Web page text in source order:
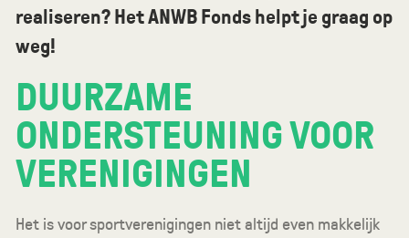
realiseren? Het ANWB Fonds helpt je graag op
weg!
DUURZAME
ONDERSTEUNING VOOR
VERENIGINGEN
Het is voor sportverenigingen niet altijd even makkelijk